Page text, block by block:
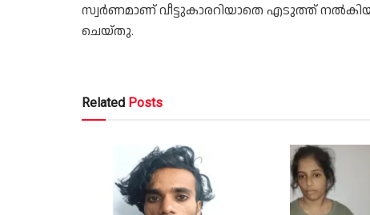
സ്വർണമാണ് വീട്ടുകാരറിയാതെ എടുത്ത്
ചെയ്തു.
Related Posts